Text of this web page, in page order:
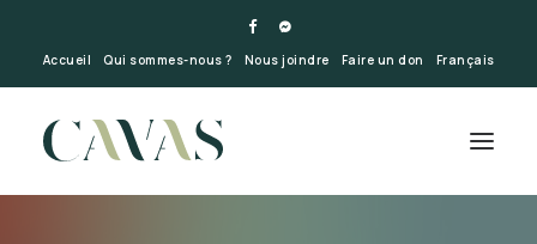
Accueil Qui sommes-nous ? Nous joindre Faire un don Français